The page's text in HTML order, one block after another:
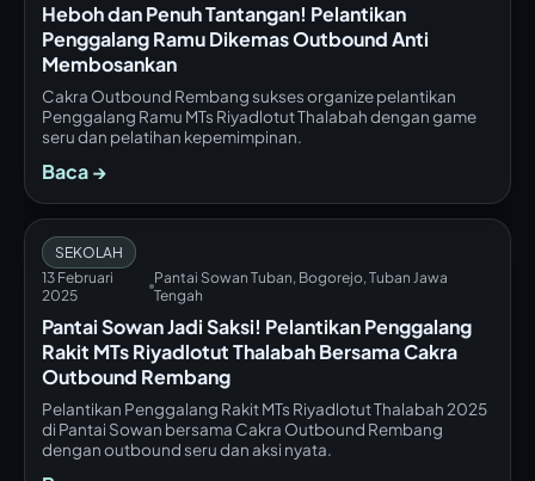
Heboh dan Penuh Tantangan! Pelantikan
Penggalang Ramu Dikemas Outbound Anti
Membosankan
Cakra Outbound Rembang sukses organize pelantikan
Penggalang Ramu MTs Riyadlotut Thalabah dengan game
seru dan pelatihan kepemimpinan.
Baca →